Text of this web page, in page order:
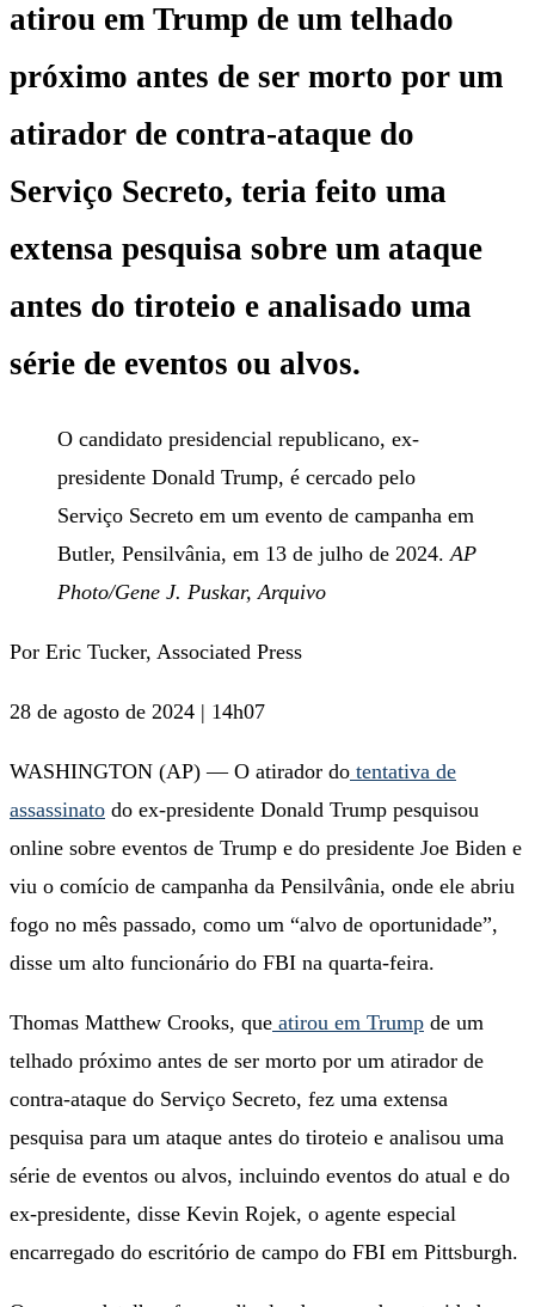
atirou em Trump de um telhado
próximo antes de ser morto por um
atirador de contra-ataque do
Serviço Secreto, teria feito uma
extensa pesquisa sobre um ataque
antes do tiroteio e analisado uma
série de eventos ou alvos.
O candidato presidencial republicano, ex-
presidente Donald Trump, é cercado pelo
Serviço Secreto em um evento de campanha em
Butler, Pensilvânia, em 13 de julho de 2024. AP
Photo/Gene J. Puskar, Arquivo
Por Eric Tucker, Associated Press
28 de agosto de 2024 | 14h07
WASHINGTON (AP) — O atirador do tentativa de
assassinato do ex-presidente Donald Trump pesquisou
online sobre eventos de Trump e do presidente Joe Biden e
viu o comício de campanha da Pensilvânia, onde ele abriu
fogo no mês passado, como um “alvo de oportunidade”,
disse um alto funcionário do FBI na quarta-feira.
Thomas Matthew Crooks, que atirou em Trump de um
telhado próximo antes de ser morto por um atirador de
contra-ataque do Serviço Secreto, fez uma extensa
pesquisa para um ataque antes do tiroteio e analisou uma
série de eventos ou alvos, incluindo eventos do atual e do
ex-presidente, disse Kevin Rojek, o agente especial
encarregado do escritório de campo do FBI em Pittsburgh.